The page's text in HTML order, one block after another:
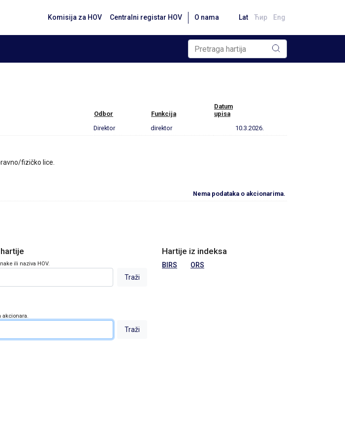
Komisija za HOV Centralni registar HOV O nama Lat Ћир Eng
Odbor Funkcija
Datum
upisa
Direktor direktor 10.3.2026.
fizičko lice.
Nema podataka o akcionarima.
ili naziva HOV.
Hartije iz indeksa
BIRS ORS
akcionara.